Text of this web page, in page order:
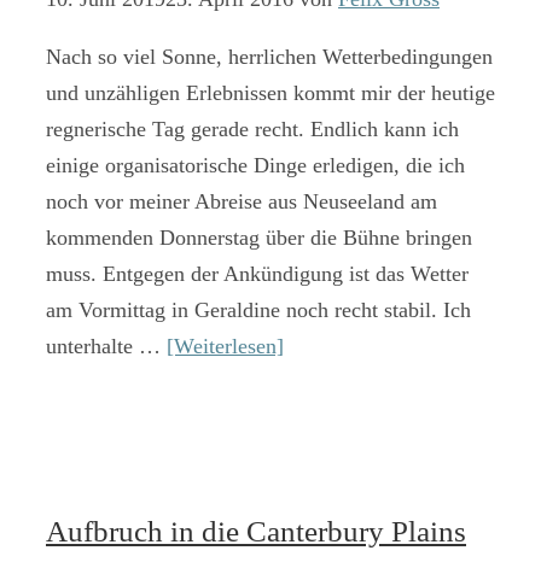
Nach so viel Sonne, herrlichen Wetterbedingungen
und unzähligen Erlebnissen kommt mir der heutige
regnerische Tag gerade recht. Endlich kann ich
einige organisatorische Dinge erledigen, die ich
noch vor meiner Abreise aus Neuseeland am
kommenden Donnerstag über die Bühne bringen
muss. Entgegen der Ankündigung ist das Wetter
am Vormittag in Geraldine noch recht stabil. Ich
unterhalte … [Weiterlesen]
Aufbruch in die Canterbury Plains